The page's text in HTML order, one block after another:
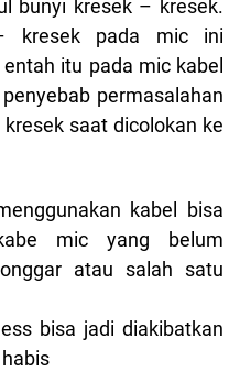
bunyi kresek – kresek.
kresek pada mic ini
itu pada mic kabel
permasalahan
saat dicolokan ke
kabel bisa
mic yang belum
atau salah satu
bisa jadi diakibatkan